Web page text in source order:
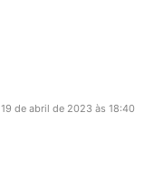
19 de abril de 2023 às 18:40